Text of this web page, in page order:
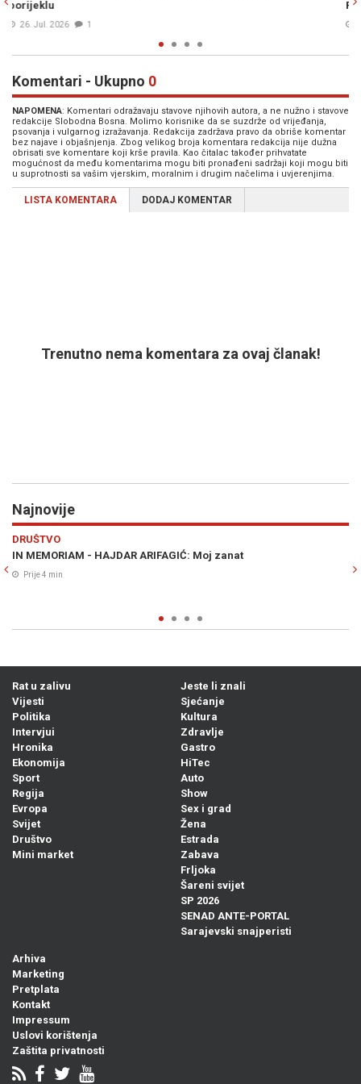
Pogledom je rekao sudiji 'gubimo, daj nam pomozi'" (VIDEO)
23. Jul. 2026
Komentari - Ukupno 0
NAPOMENA: Komentari odražavaju stavove njihovih autora, a ne nužno i stavove
redakcije Slobodna Bosna. Molimo korisnike da se suzdrže od vrijeđanja,
psovanja i vulgarnog izražavanja. Redakcija zadržava pravo da obriše komentar
bez najave i objašnjenja. Zbog velikog broja komentara redakcija nije dužna
obrisati sve komentare koji krše pravila. Kao čitalac također prihvatate
mogućnost da među komentarima mogu biti pronađeni sadržaji koji mogu biti
u suprotnosti sa vašim vjerskim, moralnim i drugim načelima i uvjerenjima.
LISTA KOMENTARA DODAJ KOMENTAR
Trenutno nema komentara za ovaj članak!
Najnovije
SVIJET
RUSIJA SPREMA OPASAN SCENARIJ?: NATO države strahuju
Previous
Rat u zalivu
Vijesti
Politika
Intervjui
Hronika
Ekonomija
Sport
Regija
Evropa
Svijet
Društvo
Mini market
Jeste li znali
Sjećanje
Kultura
Zdravlje
Gastro
HiTec
Auto
Show
Sex i grad
Žena
Estrada
Zabava
Frljoka
Šareni svijet
SP 2026
SENAD ANTE-PORTAL
Sarajevski snajperisti
Arhiva
Marketing
Pretplata
Kontakt
Impressum
Uslovi korištenja
Zaštita privatnosti